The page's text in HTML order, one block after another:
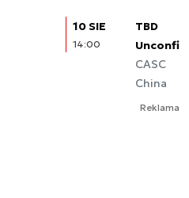
10 SIE
14:00
TBD
CASC
China
Reklama